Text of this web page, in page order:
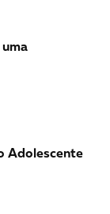
Adolescente